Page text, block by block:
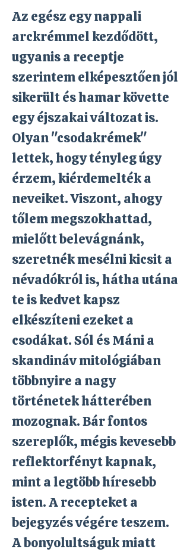
Az egész egy nappali
arckrémmel kezdődött,
ugyanis a receptje
szerintem elképesztően jól
sikerült és hamar követte
egy éjszakai változat is.
Olyan "csodakrémek"
lettek, hogy tényleg úgy
érzem, kiérdemelték a
neveiket. Viszont, ahogy
tőlem megszokhattad,
mielőtt belevágnánk,
szeretnék mesélni kicsit a
névadókról is, hátha utána
te is kedvet kapsz
elkészíteni ezeket a
csodákat. Sól és Máni a
skandináv mitológiában
többnyire a nagy
történetek hátterében
mozognak. Bár fontos
szereplők, mégis kevesebb
reflektorfényt kapnak,
mint a legtöbb híresebb
isten. A recepteket a
bejegyzés végére teszem.
A bonyolultságuk miatt